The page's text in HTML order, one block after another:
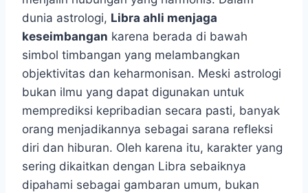
dunia astrologi, Libra ahli menjaga
keseimbangan karena berada di bawah
simbol timbangan yang melambangkan
objektivitas dan keharmonisan. Meski astrologi
bukan ilmu yang dapat digunakan untuk
memprediksi kepribadian secara pasti, banyak
orang menjadikannya sebagai sarana refleksi
diri dan hiburan. Oleh karena itu, karakter yang
sering dikaitkan dengan Libra sebaiknya
dipahami sebagai gambaran umum, bukan